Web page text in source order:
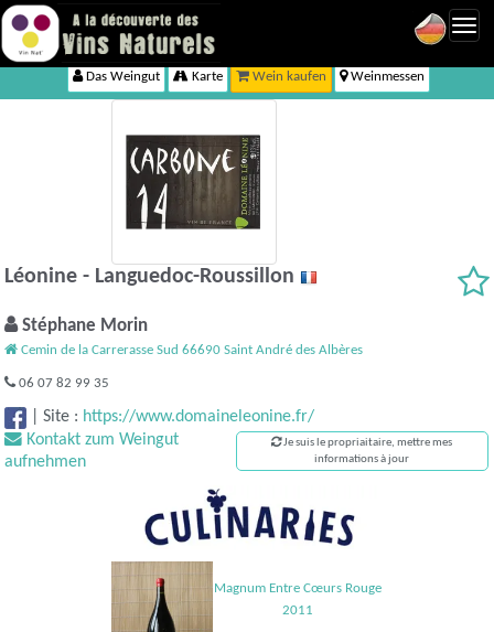
Das Weingut Karte Wein kaufen Weinmessen
Léonine - Languedoc-Roussillon
Stéphane Morin
Cemin de la Carrerasse Sud 66690 Saint André des Albères
06 07 82 99 35
|Site : https://www.domaineleonine.fr/
Kontakt zum Weingut
aufnehmen
Je suis le propriaitaire, mettre mes
informations à jour
Magnum Entre Cœurs Rouge
2011